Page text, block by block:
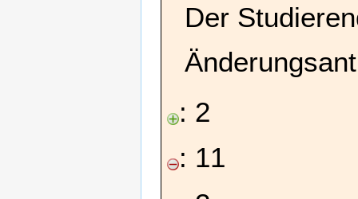
Der
: 2
: 11